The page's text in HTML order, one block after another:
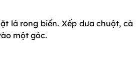
lá rong biển. Xếp dưa chuột, cà
một góc.